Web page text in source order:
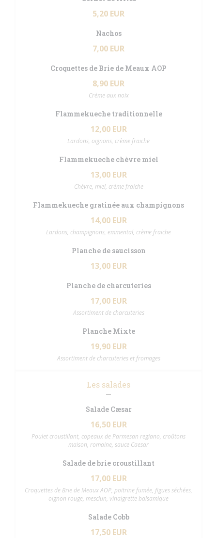
5,20 EUR
Nachos
7,00 EUR
Croquettes de Brie de Meaux AOP
8,90 EUR
Crème aux noix
Flammekueche traditionnelle
12,00 EUR
Lardons, oignons, crème fraiche
Flammekueche chèvre miel
13,00 EUR
Chèvre, miel, crème fraiche
Flammekueche gratinée aux champignons
14,00 EUR
Lardons, champignons, emmental, crème fraiche
Planche de saucisson
13,00 EUR
Planche de charcuteries
17,00 EUR
Assortiment de charcuteries
Planche Mixte
19,90 EUR
Assortiment de charcuteries et fromages
Les salades
Salade Cæsar
16,50 EUR
Poulet croustillant, copeaux de Parmesan regiano, croûtons
maison, romaine, sauce Caesar
Salade de brie croustillant
17,00 EUR
Croquettes de Brie de Meaux AOP, poitrine fumée, figues séchées,
oignon rouge, mesclun, vinaigrette balsamique
Salade Cobb
17,50 EUR